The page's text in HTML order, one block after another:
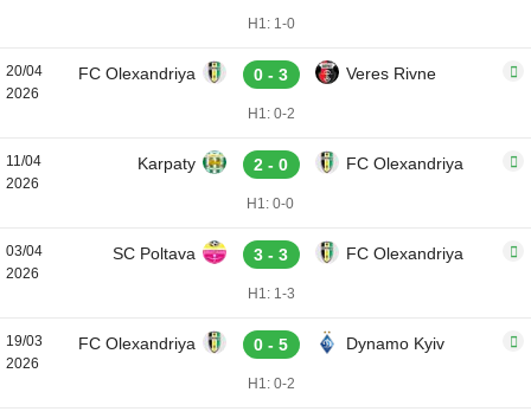
H1: 1-0
20/04
2026
FC Olexandriya 0 - 3 Veres Rivne
H1: 0-2
11/04
2026
Karpaty 2 - 0 FC Olexandriya
H1: 0-0
03/04
2026
SC Poltava 3 - 3 FC Olexandriya
H1: 1-3
19/03
2026
FC Olexandriya 0 - 5 Dynamo Kyiv
H1: 0-2